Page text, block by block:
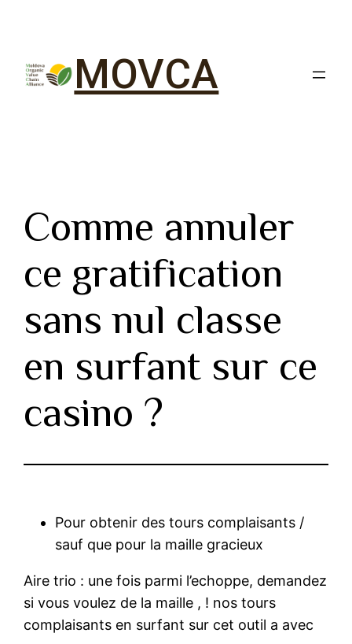
MOVCA
Comme annuler
ce gratification
sans nul classe
en surfant sur ce
casino ?
Pour obtenir des tours complaisants /
sauf que pour la maille gracieux
Aire trio : une fois parmi l’echoppe, demandez
si vous voulez de la maille , ! nos tours
complaisants en surfant sur cet outil a avec